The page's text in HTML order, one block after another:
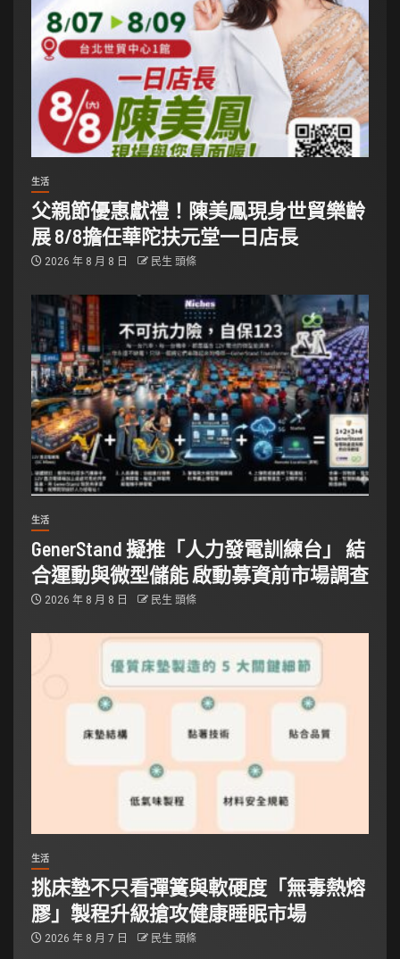
生活
父親節優惠獻禮！陳美鳳現身世貿樂齡
展 8/8擔任華陀扶元堂一日店長
2026 年 8 月 8 日 民生 頭條
生活
GenerStand 擬推「人力發電訓練台」 結
合運動與微型儲能 啟動募資前市場調查
2026 年 8 月 8 日 民生 頭條
生活
挑床墊不只看彈簧與軟硬度「無毒熱熔
膠」製程升級搶攻健康睡眠市場
2026 年 8 月 7 日 民生 頭條